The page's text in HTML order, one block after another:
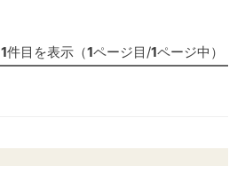
1件目を表示（1ページ目/1ページ中）